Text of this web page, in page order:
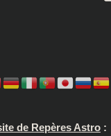
de Repères Astro :